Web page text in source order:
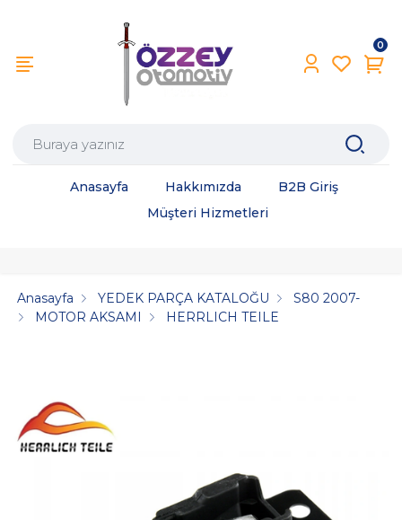
0
Anasayfa Hakkımızda
B2B Giriş
Müşteri Hizmetleri
Anasayfa YEDEK PARÇA KATALOĞU
S80 2007-
MOTOR AKSAMI
HERRLICH TEILE